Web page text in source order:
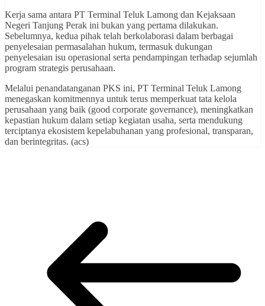
Kerja sama antara PT Terminal Teluk Lamong dan Kejaksaan
Negeri Tanjung Perak ini bukan yang pertama dilakukan.
Sebelumnya, kedua pihak telah berkolaborasi dalam berbagai
penyelesaian permasalahan hukum, termasuk dukungan
penyelesaian isu operasional serta pendampingan terhadap sejumlah
program strategis perusahaan.
Melalui penandatanganan PKS ini, PT Terminal Teluk Lamong
menegaskan komitmennya untuk terus memperkuat tata kelola
perusahaan yang baik (good corporate governance), meningkatkan
kepastian hukum dalam setiap kegiatan usaha, serta mendukung
terciptanya ekosistem kepelabuhanan yang profesional, transparan,
dan berintegritas. (acs)